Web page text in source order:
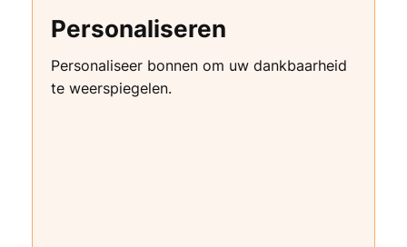
Personaliseren
Personaliseer bonnen om uw dankbaarheid
te weerspiegelen.